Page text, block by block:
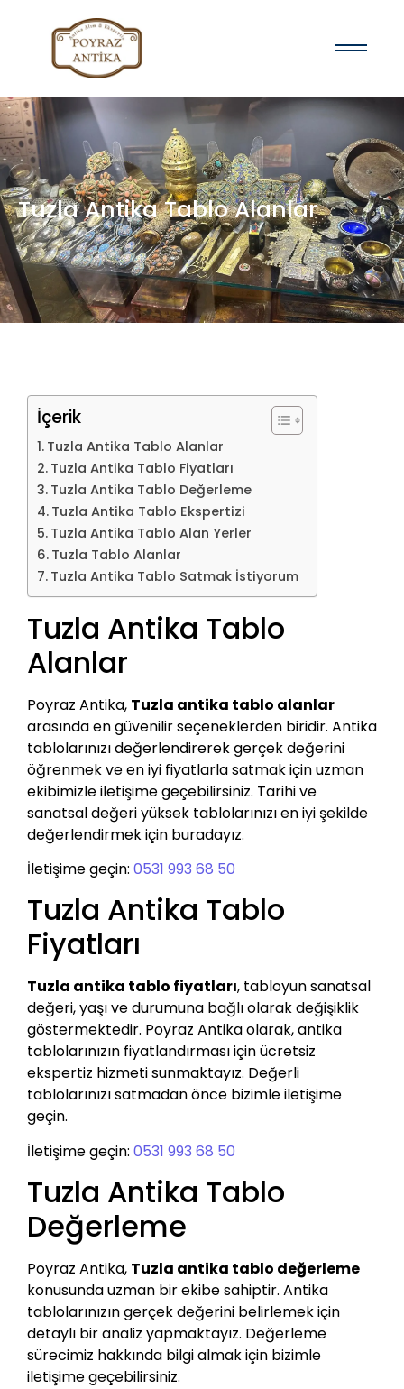
Tuzla Antika Tablo Alanlar
İçerik
Tuzla Antika Tablo Alanlar
Tuzla Antika Tablo Fiyatları
Tuzla Antika Tablo Değerleme
Tuzla Antika Tablo Ekspertizi
Tuzla Antika Tablo Alan Yerler
Tuzla Tablo Alanlar
Tuzla Antika Tablo Satmak İstiyorum
Tuzla Antika Tablo
Alanlar
Poyraz Antika, Tuzla antika tablo alanlar
arasında en güvenilir seçeneklerden biridir. Antika
tablolarınızı değerlendirerek gerçek değerini
öğrenmek ve en iyi fiyatlarla satmak için uzman
ekibimizle iletişime geçebilirsiniz. Tarihi ve
sanatsal değeri yüksek tablolarınızı en iyi şekilde
değerlendirmek için buradayız.
İletişime geçin: 0531 993 68 50
Tuzla Antika Tablo
Fiyatları
Tuzla antika tablo fiyatları, tabloyun sanatsal
değeri, yaşı ve durumuna bağlı olarak değişiklik
göstermektedir. Poyraz Antika olarak, antika
tablolarınızın fiyatlandırması için ücretsiz
ekspertiz hizmeti sunmaktayız. Değerli
tablolarınızı satmadan önce bizimle iletişime
geçin.
İletişime geçin: 0531 993 68 50
Tuzla Antika Tablo
Değerleme
Poyraz Antika, Tuzla antika tablo değerleme
konusunda uzman bir ekibe sahiptir. Antika
tablolarınızın gerçek değerini belirlemek için
detaylı bir analiz yapmaktayız. Değerleme
sürecimiz hakkında bilgi almak için bizimle
iletişime geçebilirsiniz.